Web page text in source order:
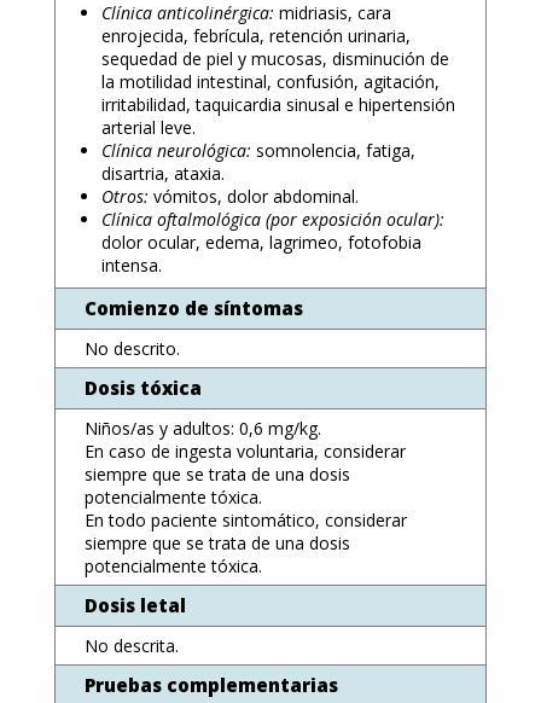
Clínica anticolinérgica: midriasis, cara
enrojecida, febrícula, retención urinaria,
sequedad de piel y mucosas, disminución de
la motilidad intestinal, confusión, agitación,
irritabilidad, taquicardia sinusal e hipertensión
arterial leve.
Clínica neurológica: somnolencia, fatiga,
disartria, ataxia.
Otros: vómitos, dolor abdominal.
Clínica oftalmológica (por exposición ocular):
dolor ocular, edema, lagrimeo, fotofobia
intensa.
Comienzo de síntomas
No descrito.
Dosis tóxica
Niños/as y adultos: 0,6 mg/kg.
En caso de ingesta voluntaria, considerar
siempre que se trata de una dosis
potencialmente tóxica.
En todo paciente sintomático, considerar
siempre que se trata de una dosis
potencialmente tóxica.
Dosis letal
No descrita.
Pruebas complementarias